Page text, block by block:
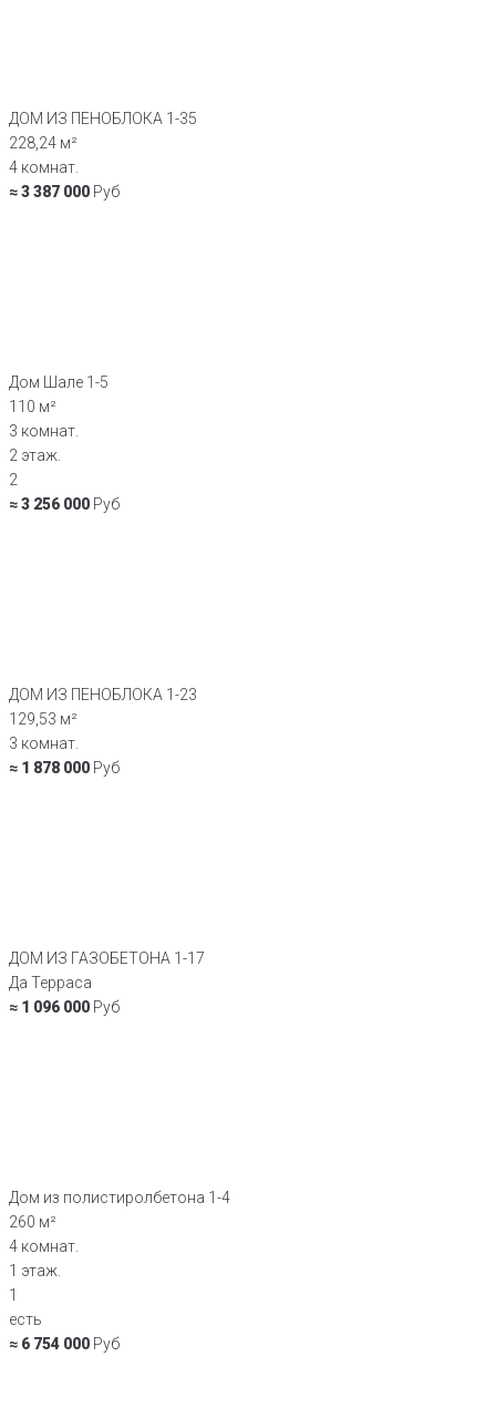
ДОМ ИЗ ПЕНОБЛОКА 1-35
228,24 м²
4 комнат.
≈ 3 387 000 Руб
Дом Шале 1-5
110 м²
3 комнат.
2 этаж.
2
≈ 3 256 000 Руб
ДОМ ИЗ ПЕНОБЛОКА 1-23
129,53 м²
3 комнат.
≈ 1 878 000 Руб
ДОМ ИЗ ГАЗОБЕТОНА 1-17
Да Терраса
≈ 1 096 000 Руб
Дом из полистиролбетона 1-4
260 м²
4 комнат.
1 этаж.
1
есть
≈ 6 754 000 Руб